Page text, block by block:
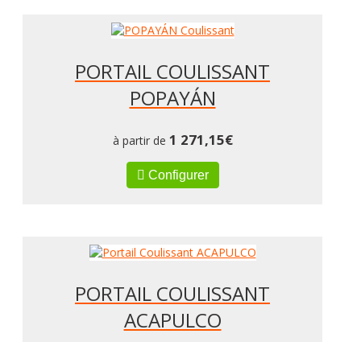
PORTAIL COULISSANT
POPAYÁN
à partir de 1 271,15€
Configurer
PORTAIL COULISSANT
ACAPULCO